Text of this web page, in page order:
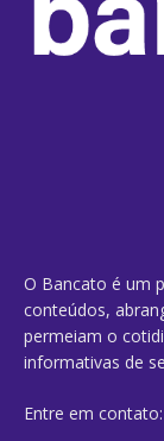
O Bancato é um
conteúdos,
permeiam o
informativas de
Entre em contato: